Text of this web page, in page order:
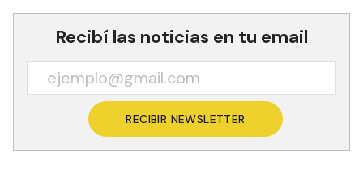
Recibí las noticias en tu email
RECIBIR NEWSLETTER